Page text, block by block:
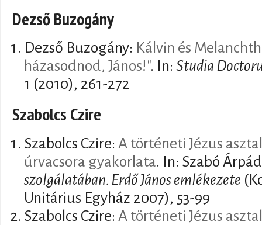
Dezső Buzogány
Dezső Buzogány: Kálvin és
házasodnod, János!". In: Studia
1 (2010), 261-272
Szabolcs Czire
Szabolcs Czire: A történeti Jézus
úrvacsora gyakorlata. In: Szabó
szolgálatában. Erdő János emlékezete
Unitárius Egyház 2007), 53-99
Szabolcs Czire: A történeti Jézus